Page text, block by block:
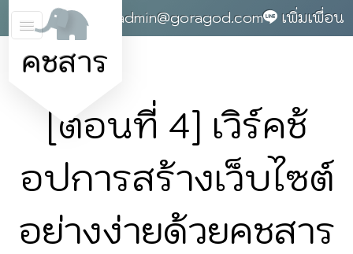
คชสาร
0868142004 admin@goragod.com เพิ่มเพื่อน
[ตอนที่ 4] เวิร์คช้
อปการสร้างเว็บไซต์
อย่างง่ายด้วยคชสาร